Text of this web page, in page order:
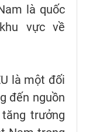
là quốc
vực về
là một đối
đến nguồn
trưởng